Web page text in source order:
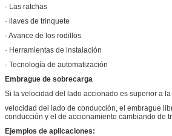
· Las ratchas
· llaves de trinquete
· Avance de los rodillos
· Herramientas de instalación
· Tecnología de automatización
Embrague de sobrecarga
Si la velocidad del lado accionado es superior a la
velocidad del lado de conducción, el embrague
conducción y el de accionamiento cambiando de
Ejemplos de aplicaciones: